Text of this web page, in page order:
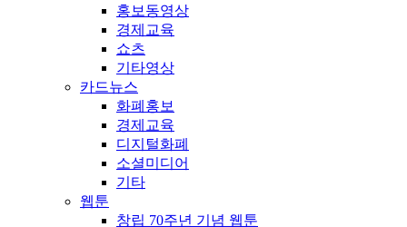
홍보동영상
경제교육
쇼츠
기타영상
카드뉴스
화폐홍보
경제교육
디지털화폐
소셜미디어
기타
웹툰
창립 70주년 기념 웹툰